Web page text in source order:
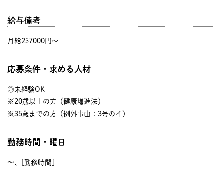
給与備考
月給237000円～
応募条件・求める人材
◎未経験OK
※20歳以上の方（健康増進法）
※35歳までの方（例外事由：3号のイ）
勤務時間・曜日
〜、[勤務時間]